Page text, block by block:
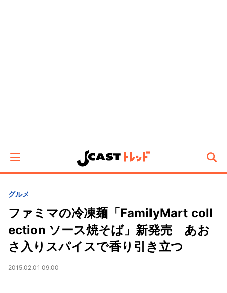
グルメ
ファミマの冷凍麺「FamilyMart coll
ection ソース焼そば」新発売 あお
さ入りスパイスで香り引き立つ
2015.02.01 09:00